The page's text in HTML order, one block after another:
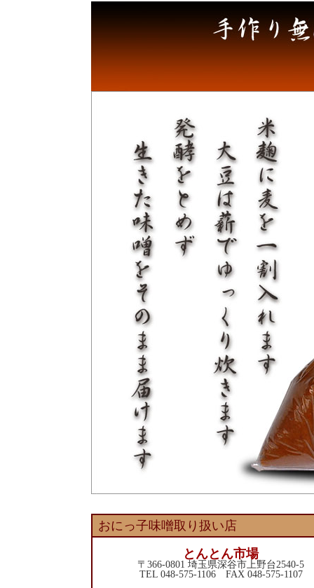
おにっ子味噌取り扱い店
とんとん市場
〒366-0801 埼玉県深谷市上野台2540-5
TEL 048-575-1106 FAX 048-575-1107